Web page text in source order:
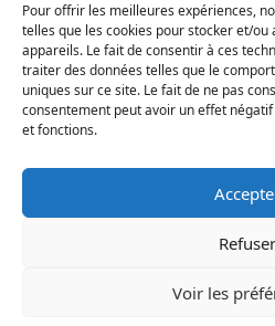
Pour offrir les meilleures expériences,
telles que les cookies pour stocker et/
appareils. Le fait de consentir à ces
traiter des données telles que le
uniques sur ce site. Le fait de ne pas
consentement peut avoir un effet
et fonctions.
Refuser
Voir les